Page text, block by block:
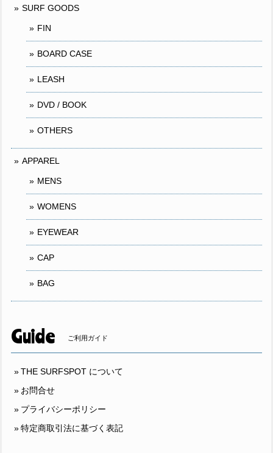
SURF GOODS
FIN
BOARD CASE
LEASH
DVD / BOOK
OTHERS
APPAREL
MENS
WOMENS
EYEWEAR
CAP
BAG
Guide ご利用ガイド
THE SURFSPOT について
お問合せ
プライバシーポリシー
特定商取引法に基づく表記